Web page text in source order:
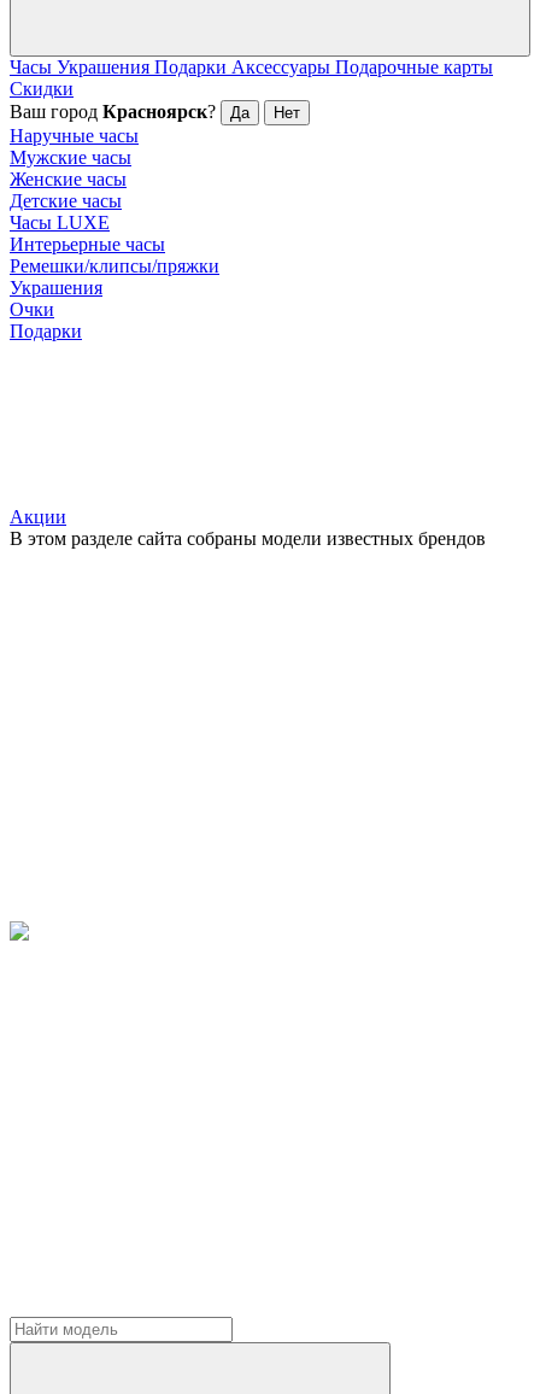
Часы Украшения Подарки Аксессуары Подарочные карты
Скидки
Ваш город Красноярск? Да Нет
Наручные часы
Мужские часы
Женские часы
Детские часы
Часы LUXE
Интерьерные часы
Ремешки/клипсы/пряжки
Украшения
Очки
Подарки
Акции
В этом разделе сайта собраны модели известных брендов